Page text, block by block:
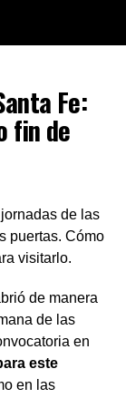
Fe:
fin de
de las
puertas. Cómo
visitarlo.
de manera
de las
en
este
en las